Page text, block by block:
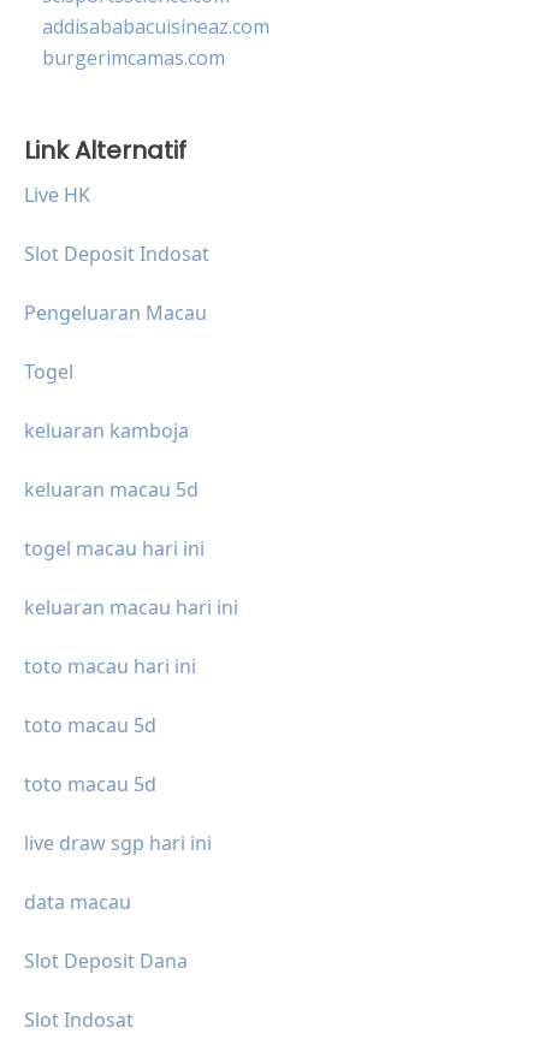
addisababacuisineaz.com
burgerimcamas.com
Link Alternatif
Live HK
Slot Deposit Indosat
Pengeluaran Macau
Togel
keluaran kamboja
keluaran macau 5d
togel macau hari ini
keluaran macau hari ini
toto macau hari ini
toto macau 5d
toto macau 5d
live draw sgp hari ini
data macau
Slot Deposit Dana
Slot Indosat